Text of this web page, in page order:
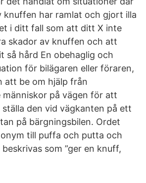
har ramlat och gjort illa
i ditt fall som att ditt X inte
skador av knuffen och att
så hård En obehaglig och
för bilägaren eller föraren,
att be om hjälp från
människor på vägen för att
den vid vägkanten på ett
på bärgningsbilen. Ordet
till puffa och putta och
som ”ger en knuff,